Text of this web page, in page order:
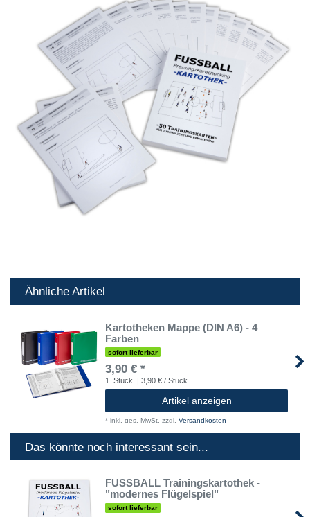
Ähnliche Artikel
Kartotheken Mappe (DIN A6) - 4
Farben
sofort lieferbar
3,90 € *
1 Stück | 3,90 € / Stück
Artikel anzeigen
* inkl. ges. MwSt. zzgl. Versandkosten
Das könnte noch interessant sein...
FUSSBALL Trainingskartothek -
"modernes Flügelspiel"
sofort lieferbar